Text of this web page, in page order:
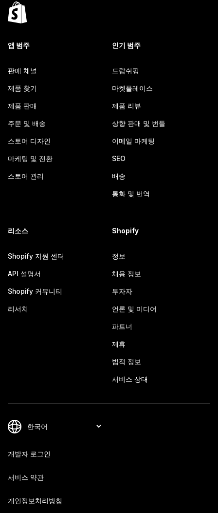
앱 범주
판매 채널
제품 찾기
제품 판매
주문 및 배송
스토어 디자인
마케팅 및 전환
스토어 관리
인기 범주
드랍쉬핑
마켓플레이스
제품 리뷰
상향 판매 및 번들
이메일 마케팅
SEO
배송
통화 및 번역
리소스
Shopify 지원 센터
API 설명서
Shopify 커뮤니티
리서치
Shopify
정보
채용 정보
투자자
언론 및 미디어
파트너
제휴
법적 정보
서비스 상태
개발자 로그인
서비스 약관
개인정보처리방침